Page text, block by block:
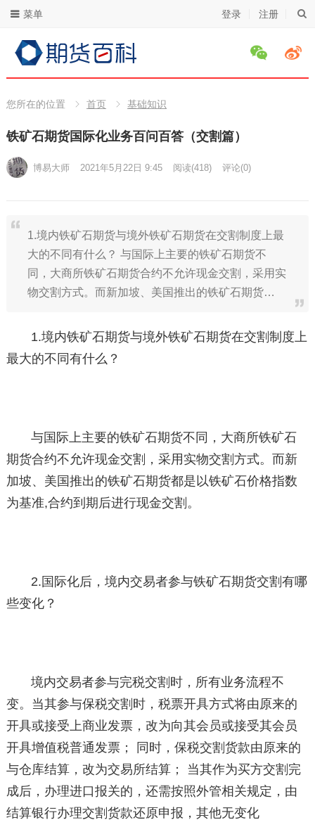
登录 注册
菜单
您所在的位置 首页 基础知识
铁矿石期货国际化业务百问百答（交割篇）
博易大师 2021年5月22日 9:45 阅读(418) 评论(0)
1.境内铁矿石期货与境外铁矿石期货在交割制度上最
大的不同有什么？ 与国际上主要的铁矿石期货不
同，大商所铁矿石期货合约不允许现金交割，采用实
物交割方式。而新加坡、美国推出的铁矿石期货…
1.境内铁矿石期货与境外铁矿石期货在交割制度上
最大的不同有什么？
与国际上主要的铁矿石期货不同，大商所铁矿石
期货合约不允许现金交割，采用实物交割方式。而新
加坡、美国推出的铁矿石期货都是以铁矿石价格指数
为基准,合约到期后进行现金交割。
2.国际化后，境内交易者参与铁矿石期货交割有哪
些变化？
境内交易者参与完税交割时，所有业务流程不
变。当其参与保税交割时，税票开具方式将由原来的
开具或接受上商业发票，改为向其会员或接受其会员
开具增值税普通发票； 同时，保税交割货款由原来的
与仓库结算，改为交易所结算； 当其作为买方交割完
成后，办理进口报关的，还需按照外管相关规定，由
结算银行办理交割货款还原申报，其他无变化